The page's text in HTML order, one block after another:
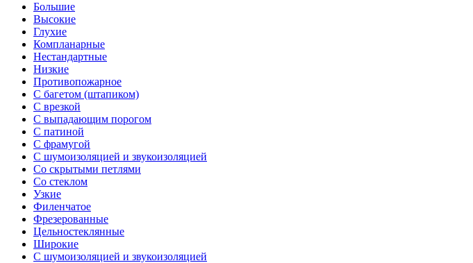
Большие
Высокие
Глухие
Компланарные
Нестандартные
Низкие
Противопожарное
С багетом (штапиком)
С врезкой
С выпадающим порогом
С патиной
С фрамугой
С шумоизоляцией и звукоизоляцией
Со скрытыми петлями
Со стеклом
Узкие
Филенчатое
Фрезерованные
Цельностеклянные
Широкие
С шумоизоляцией и звукоизоляцией